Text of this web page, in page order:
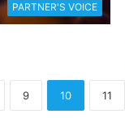
PARTNER'S VOICE
9 10 11